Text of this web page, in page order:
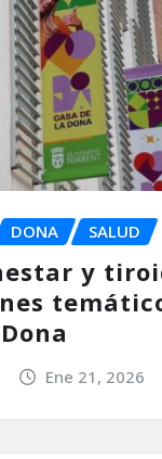
DONA SALUD
y
Ene 21, 2026